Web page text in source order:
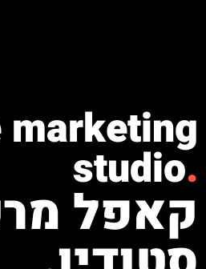
marketing
studio.
קאפל